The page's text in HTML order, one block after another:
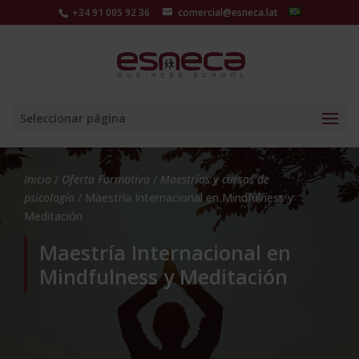
+34 91 005 92 36 comercial@esneca.lat
Seleccionar página
Inicio / Oferta Formativa / Maestrías y cursos de
psicología / Maestría Internacional en Mindfulness y
Meditación
Maestría Internacional en
Mindfulness y Meditación